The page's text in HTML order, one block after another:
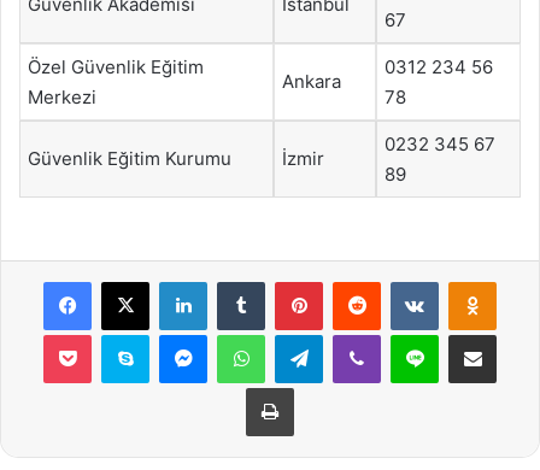
67
Özel Güvenlik Eğitim
Merkezi
Ankara
0312 234 56
78
Güvenlik Eğitim Kurumu İzmir
0232 345 67
89
Facebook
X LinkedInTumblr PinterestReddit VKontakte
Pocket Skype MessengerWhatsAppTelegramViber Line E-Posta ile
Yazdır